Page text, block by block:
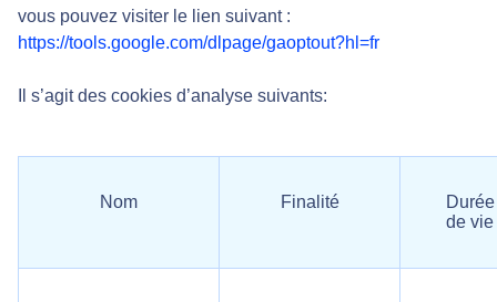
vous pouvez visiter le lien suivant :
https://tools.google.com/dlpage/gaoptout?hl=fr
Il s’agit des cookies d’analyse suivants:
Nom Finalité
Durée
de vie